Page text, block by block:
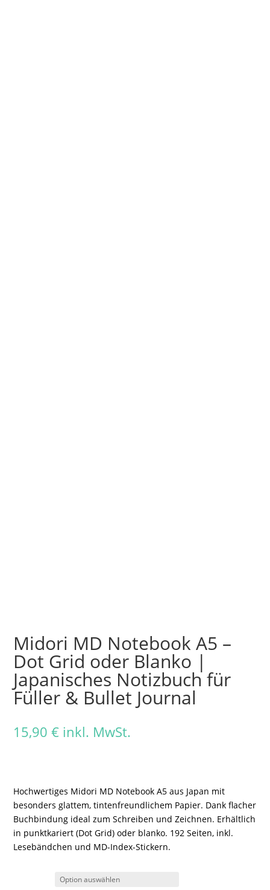
Midori MD Notebook A5 –
Dot Grid oder Blanko |
Japanisches Notizbuch für
Füller & Bullet Journal
15,90€ inkl. MwSt.
Hochwertiges Midori MD Notebook A5 aus Japan mit
besonders glattem, tintenfreundlichem Papier. Dank flacher
Buchbindung ideal zum Schreiben und Zeichnen. Erhältlich
in punktkariert (Dot Grid) oder blanko. 192 Seiten, inkl.
Lesebändchen und MD-Index-Stickern.